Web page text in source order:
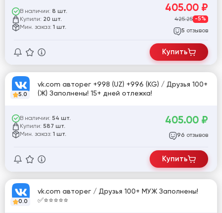
В наличии: 8 шт.
Купили: 20 шт.
Мин. заказ: 1 шт.
405.00 ₽
425.25 -5%
5 отзывов
Купить
5.0
vk.com авторег +998 (UZ) +996 (KG) / Друзья 100+
(Ж) Заполнены! 15+ дней отлежка!
В наличии: 54 шт.
Купили: 587 шт.
Мин. заказ: 1 шт.
405.00 ₽
96 отзывов
Купить
0.0
vk.com авторег / Друзья 100+ МУЖ Заполнены!
✅⭐️⭐️⭐️⭐️⭐️